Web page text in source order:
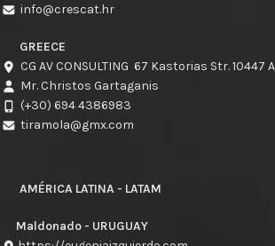
info@crescat.hr
GREECE
CG AV CONSULTING 67 Kastorias Str. 10447
Mr. Christos Gartaganis
(+30) 694 4386983
tiramola@gmx.com
AMÉRICA LATINA - LATAM
Maldonado - URUGUAY